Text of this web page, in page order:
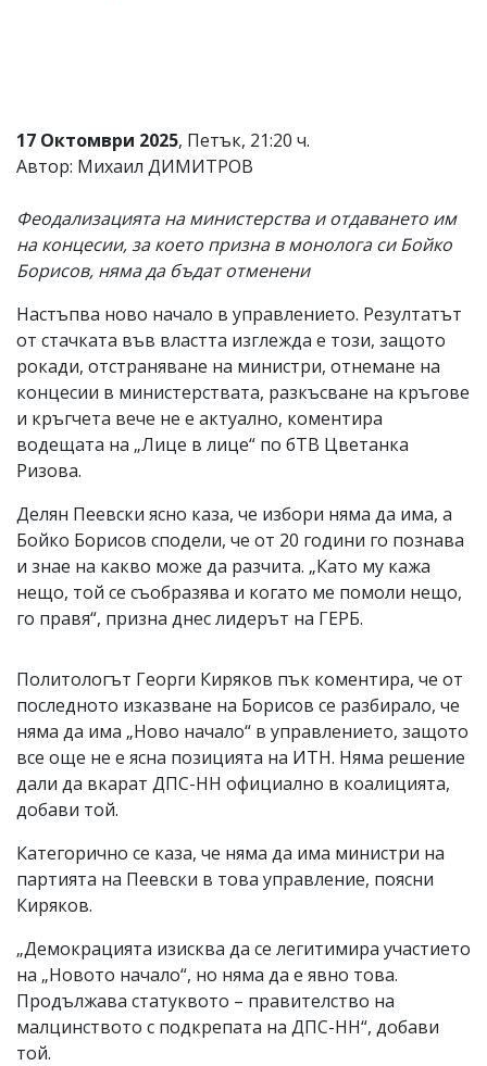
Ако
откриете
вас
коментар,
моля
сигнализирайте
17 Октомври 2025, Петък, 21:20 ч.
Автор: Михаил ДИМИТРОВ
Феодализацията на министерства и отдаването им
на концесии, за което призна в монолога си Бойко
Борисов, няма да бъдат отменени
Настъпва ново начало в управлението. Резултатът
от стачката във властта изглежда е този, защото
рокади, отстраняване на министри, отнемане на
концесии в министерствата, разкъсване на кръгове
и кръгчета вече не е актуално, коментира
водещата на „Лице в лице“ по бТВ Цветанка
Ризова.
Делян Пеевски ясно каза, че избори няма да има, а
Бойко Борисов сподели, че от 20 години го познава
и знае на какво може да разчита. „Като му кажа
нещо, той се съобразява и когато ме помоли нещо,
го правя“, призна днес лидерът на ГЕРБ.
Политологът Георги Киряков пък коментира, че от
последното изказване на Борисов се разбирало, че
няма да има „Ново начало“ в управлението, защото
все още не е ясна позицията на ИТН. Няма решение
дали да вкарат ДПС-НН официално в коалицията,
добави той.
Категорично се каза, че няма да има министри на
партията на Пеевски в това управление, поясни
Киряков.
„Демокрацията изисква да се легитимира участието
на „Новото начало“, но няма да е явно това.
Продължава статуквото – правителство на
малцинството с подкрепата на ДПС-НН“, добави
той.